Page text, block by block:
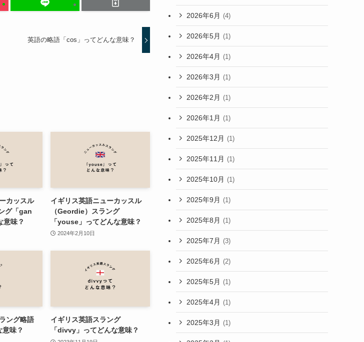
英語の略語「cos」ってどんな意味？
カッスル
グ「gan
意味？
イギリス英語ニューカッスル
（Geordie）スラング
「youse」ってどんな意味？
2024年2月10日
ング略語
意味？
イギリス英語スラング
「divvy」ってどんな意味？
2026年6月 (4)
2026年5月 (1)
2026年4月 (1)
2026年3月 (1)
2026年2月 (1)
2026年1月 (1)
2025年12月 (1)
2025年11月 (1)
2025年10月 (1)
2025年9月 (1)
2025年8月 (1)
2025年7月 (3)
2025年6月 (2)
2025年5月 (1)
2025年4月 (1)
2025年3月 (1)